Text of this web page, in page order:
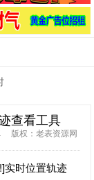
查看工具
版权：老表资源网
实时位置轨迹